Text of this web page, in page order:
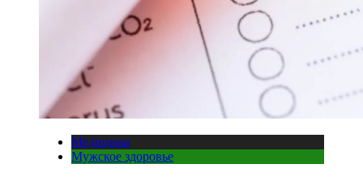
Медицина
Мужское здоровье